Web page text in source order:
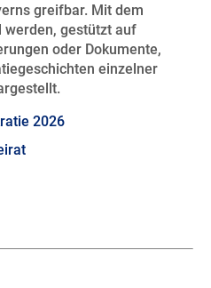
greifbar. Mit dem
werden, gestützt auf
oder Dokumente,
einzelner
2026